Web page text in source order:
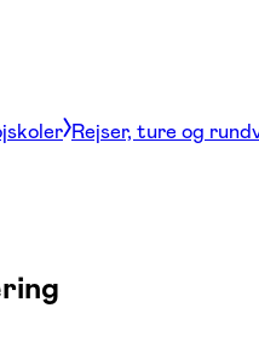
Rejser, ture og